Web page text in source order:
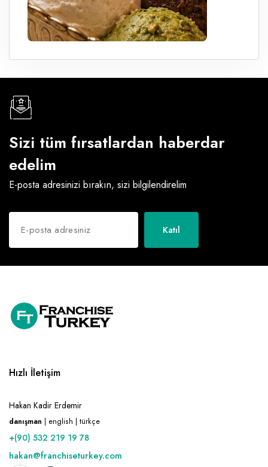
Sizi tüm fırsatlardan haberdar
edelim
E-posta adresinizi bırakın, sizi bilgilendirelim
Katıl
Hızlı İletişim
Hakan Kadir Erdemir
danışman | english | türkçe
+(90) 532 219 19 78
hakan@franchiseturkey.com